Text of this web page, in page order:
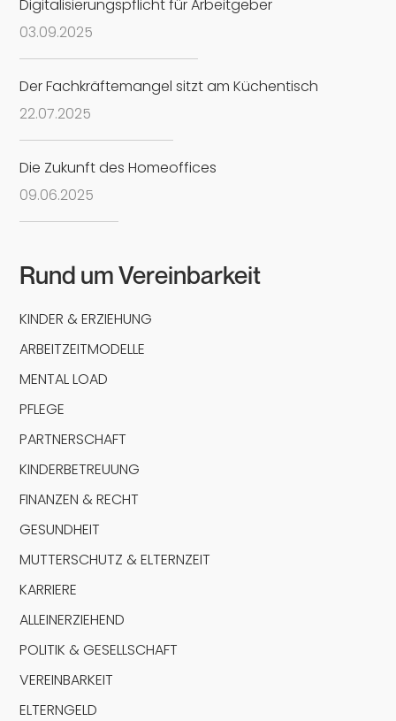
Digitalisierungspflicht für Arbeitgeber
03.09.2025
Der Fachkräftemangel sitzt am Küchentisch
22.07.2025
Die Zukunft des Homeoffices
09.06.2025
Rund um Vereinbarkeit
KINDER & ERZIEHUNG
ARBEITZEITMODELLE
MENTAL LOAD
PFLEGE
PARTNERSCHAFT
KINDERBETREUUNG
FINANZEN & RECHT
GESUNDHEIT
MUTTERSCHUTZ & ELTERNZEIT
KARRIERE
ALLEINERZIEHEND
POLITIK & GESELLSCHAFT
VEREINBARKEIT
ELTERNGELD